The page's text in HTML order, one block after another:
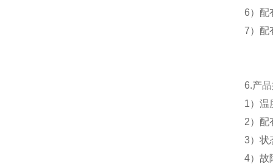
6）配
7）配
6.产
1）温
2）配
3）状
4）故